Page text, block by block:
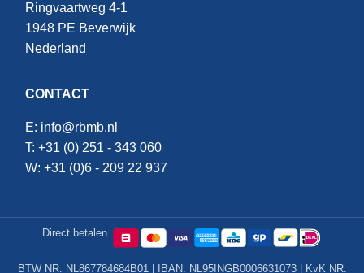
Ringvaartweg 4-1
1948 PE Beverwijk
Nederland
CONTACT
E: info@rbmb.nl
T: +31 (0) 251 - 343 060
W: +31 (0)6 - 209 22 937
Direct betalen
BTW NR: NL867784684B01 | IBAN: NL95INGB0006631073 | KvK NR: